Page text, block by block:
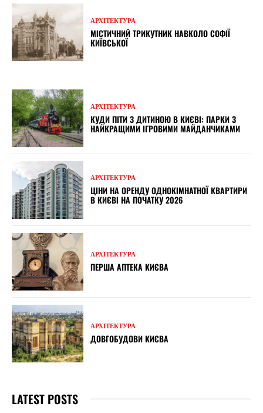
АРХІТЕКТУРА
МІСТИЧНИЙ ТРИКУТНИК НАВКОЛО СОФІЇ
КИЇВСЬКОЇ
АРХІТЕКТУРА
КУДИ ПІТИ З ДИТИНОЮ В КИЄВІ: ПАРКИ З
НАЙКРАЩИМИ ІГРОВИМИ МАЙДАНЧИКАМИ
АРХІТЕКТУРА
ЦІНИ НА ОРЕНДУ ОДНОКІМНАТНОЇ КВАРТИРИ
В КИЄВІ НА ПОЧАТКУ 2026
АРХІТЕКТУРА
ПЕРША АПТЕКА КИЄВА
АРХІТЕКТУРА
ДОВГОБУДОВИ КИЄВА
LATEST POSTS